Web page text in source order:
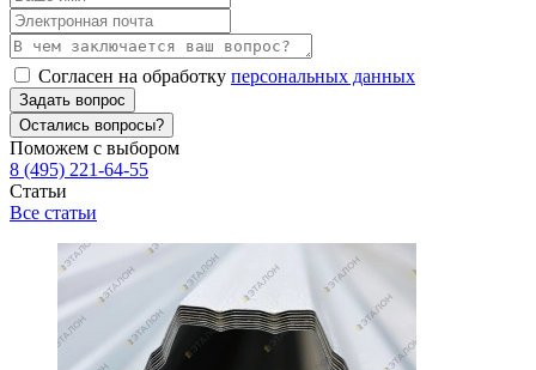
Согласен на обработку персональных данных
Задать вопрос
Остались вопросы?
Поможем с выбором
8 (495) 221-64-55
Статьи
Все статьи